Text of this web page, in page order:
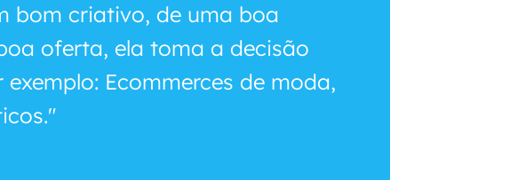
bom criativo, de uma boa
oferta, ela toma a decisão
Ecommerces de moda,